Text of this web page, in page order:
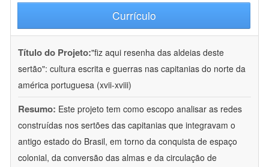
Currículo
Título do Projeto:"fiz aqui resenha das aldeias deste
sertão": cultura escrita e guerras nas capitanias do norte da
américa portuguesa (xvii-xviii)
Resumo: Este projeto tem como escopo analisar as redes
construídas nos sertões das capitanias que integravam o
antigo estado do Brasil, em torno da conquista de espaço
colonial, da conversão das almas e da circulação de